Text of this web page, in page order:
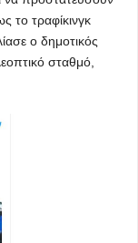
το τραφίκινγκ
ο δημοτικός
σταθμό,